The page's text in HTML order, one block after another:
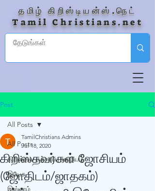
தமிழ் கிறிஸ்டியன்ஸ்.நெட்
Tamil Christians.net
Post
All Posts
கிறிஸ்தவ தற்காப்பு ஊழியம்
இயேசு
இஸ்லாம்
All Posts
கிறிஸ்தவர்கள் ஜோசியம்
(ஜோதிடம்/ஜாதகம்)
TamilChristians Admins
Jul 18, 2020